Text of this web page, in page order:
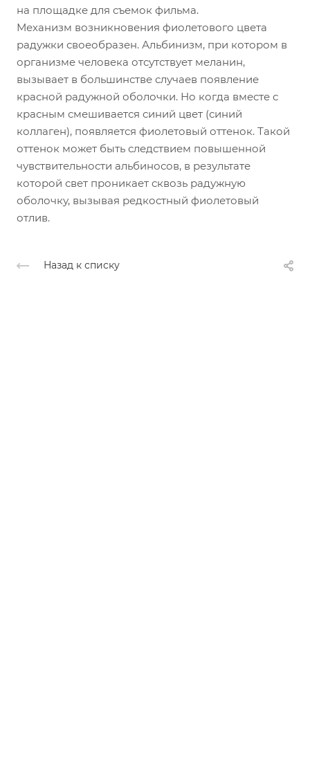
на площадке для съемок фильма.
Механизм возникновения фиолетового цвета
радужки своеобразен. Альбинизм, при котором в
организме человека отсутствует меланин,
вызывает в большинстве случаев появление
красной радужной оболочки. Но когда вместе с
красным смешивается синий цвет (синий
коллаген), появляется фиолетовый оттенок. Такой
оттенок может быть следствием повышенной
чувствительности альбиносов, в результате
которой свет проникает сквозь радужную
оболочку, вызывая редкостный фиолетовый
отлив.
Назад к списку